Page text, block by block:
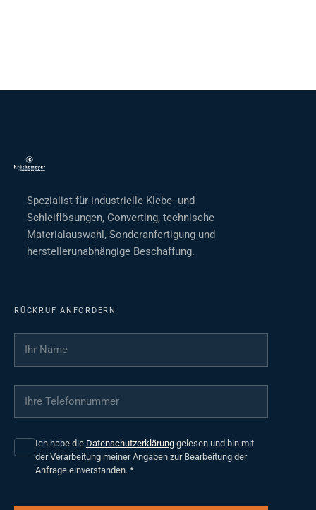
Spezialist für industrielle Klebe- und
Schleiflösungen, Converting, technische
Materialauswahl, Sonderanfertigung und
herstellerunabhängige Beschaffung.
RÜCKRUF ANFORDERN
Ihr Name
Ihre Telefonnummer
Ich habe die Datenschutzerklärung gelesen und bin mit
der Verarbeitung meiner Angaben zur Bearbeitung der
Anfrage einverstanden. *